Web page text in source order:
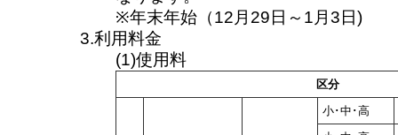
※年末年始（12月29日～1月3日)
3.利用料金
(1)使用料
区分
小･中･高